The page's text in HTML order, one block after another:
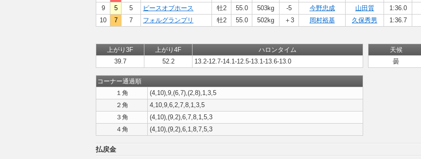
9
5 5 ピースオブホース 牡2 55.0 503kg -5 今野忠成 山田質 1:36.0
10
7 7 フォルグランプリ 牡2 55.0 502kg ＋3 岡村裕基 久保秀男 1:36.7
上がり3F 上がり4F
ハロンタイム
39.7
52.2 13.2-12.7-14.1-12.5-13.1-13.6-13.0
コーナー通過順
１角
(4,10),9,(6,7),(2,8),1,3,5
２角
4,10,9,6,2,7,8,1,3,5
３角
(4,10),(9,2),6,7,8,1,5,3
４角
(4,10),(9,2),6,1,8,7,5,3
天候
曇
払戻金